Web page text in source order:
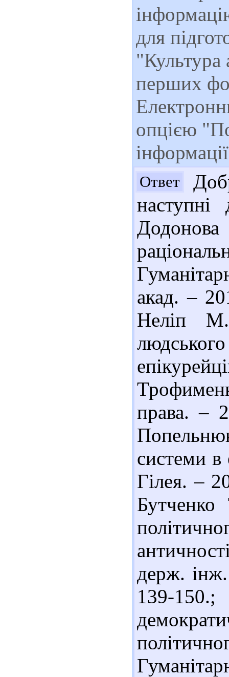
для
"Культура
перших
опцією
інформації
Ответ
акад. –
Неліп
права. –
системи в
Гілея. –
Бутченко
держ.
139-150.;